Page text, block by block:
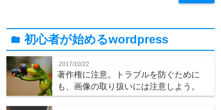
folder初心者が始めるwordpress
2017/10/22
著作権に注意。トラブルを防ぐために
も、画像の取り扱いには注意しよう。